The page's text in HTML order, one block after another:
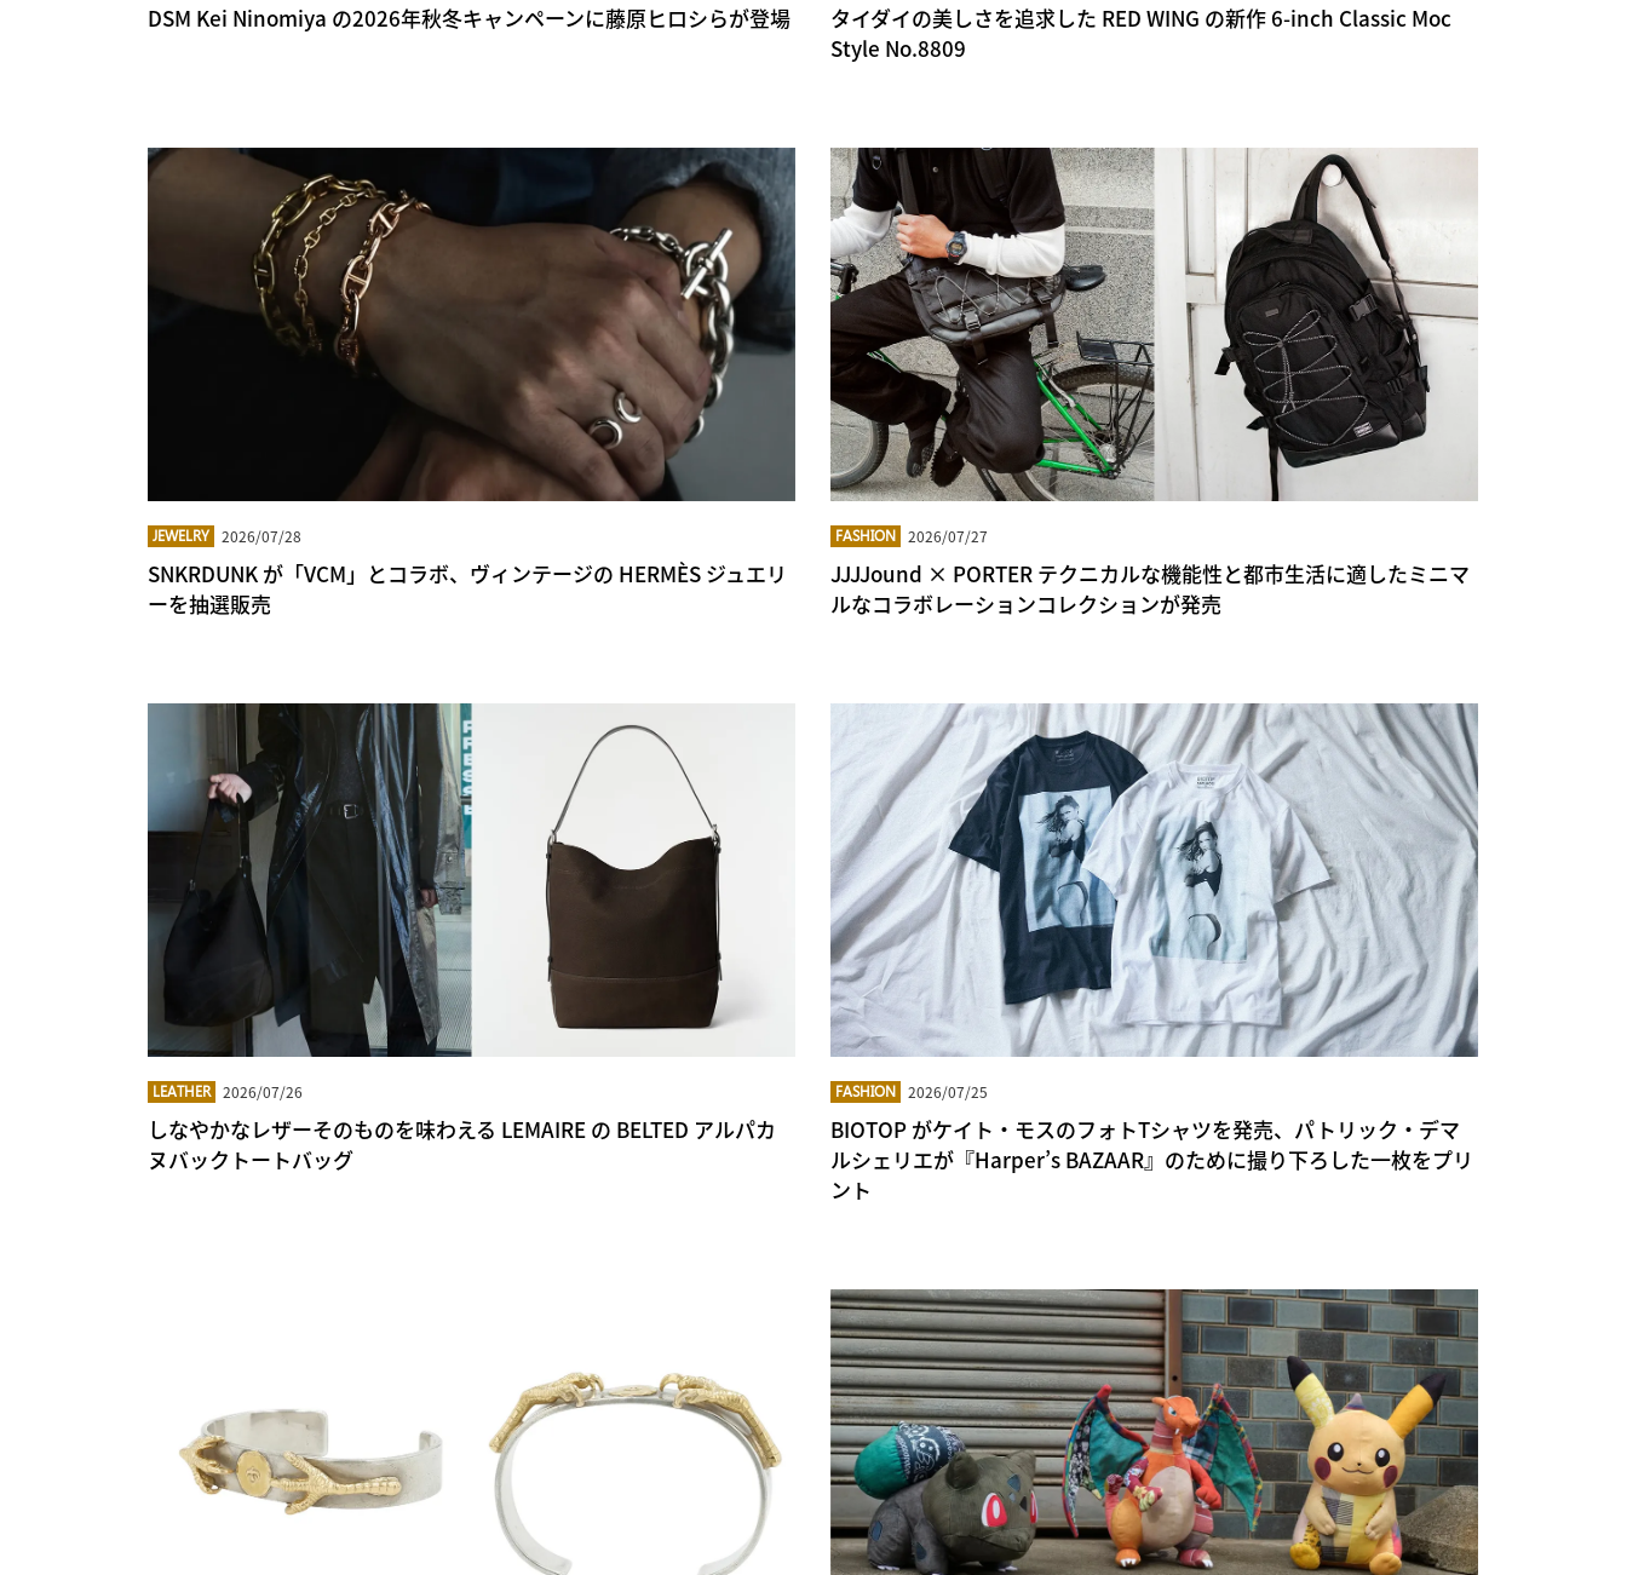
DSM Kei Ninomiya の2026年秋冬キャンペーンに藤原ヒロシらが登場
タイダイの美しさを追求した RED WING の新作 6-inch Classic Moc
Style No.8809
JEWELRY 2026/07/28
SNKRDUNK が「VCM」とコラボ、ヴィンテージの HERMÈS ジュエリ
ーを抽選販売
FASHION 2026/07/27
JJJJound × PORTER テクニカルな機能性と都市生活に適したミニマ
ルなコラボレーションコレクションが発売
LEATHER 2026/07/26
しなやかなレザーそのものを味わえる LEMAIRE の BELTED アルパカ
ヌバックトートバッグ
FASHION 2026/07/25
BIOTOP がケイト・モスのフォトTシャツを発売、パトリック・デマ
ルシェリエが『Harper’s BAZAAR』のために撮り下ろした一枚をプリ
ント